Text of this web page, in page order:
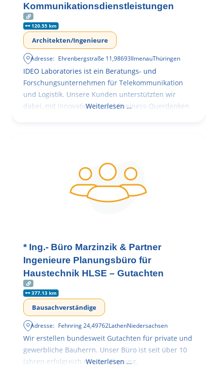
Kommunikationsdienstleistungen
120.55 km
Architekten/Ingenieure
Adresse: Ehrenbergstraße 11,98693IlmenauThüringen
IDEO Laboratories ist ein Beratungs- und
Forschungsunternehmen für Telekommunikation
und Logistik. Unsere Kunden unterstützten wir
dabei, mit Innovationen und Business-Querdenken
Weiterlesen …
* Ing.- Büro Marzinzik & Partner
Ingenieure Planungsbüro für
Haustechnik HLSE – Gutachten
377.13 km
Bausachverständige
Adresse: Fehnring 24,49762LathenNiedersachsen
Wir erstellen bundesweit Gutachten für private und
gewerbliche Bauherrn. Unser Büro ist seit über 10
Jahren erfolgreich mit der Planung,
Weiterlesen …